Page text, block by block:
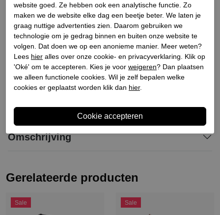
Materiaal buitenkant
Leer
Materiaal binnenkant
Leer
Materiaal zool
Synthetisch
Hakhoogte
8.5
Schachthoogte
19
Schachtbreedte
24
Winkelvoorraad
Omschrijving
Gerelateerde producten
Sale Sale
website goed. Ze hebben ook een analytische functie. Zo
maken we de website elke dag een beetje beter. We laten je
graag nuttige advertenties zien. Daarom gebruiken we
technologie om je gedrag binnen en buiten onze website te
volgen. Dat doen we op een anonieme manier. Meer weten?
Lees hier alles over onze cookie- en privacyverklaring. Klik op
'Oké' om te accepteren. Kies je voor weigeren? Dan plaatsen
we alleen functionele cookies. Wil je zelf bepalen welke
cookies er geplaatst worden klik dan hier.